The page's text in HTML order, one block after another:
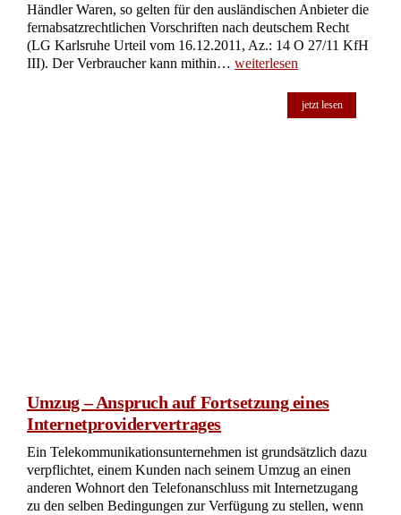
Händler Waren, so gelten für den ausländischen Anbieter die
fernabsatzrechtlichen Vorschriften nach deutschem Recht
(LG Karlsruhe Urteil vom 16.12.2011, Az.: 14 O 27/11 KfH
III). Der Verbraucher kann mithin… weiterlesen
jetzt lesen
Umzug – Anspruch auf Fortsetzung eines
Internetprovidervertrages
Ein Telekommunikationsunternehmen ist grundsätzlich dazu
verpflichtet, einem Kunden nach seinem Umzug an einen
anderen Wohnort den Telefonanschluss mit Internetzugang
zu den selben Bedingungen zur Verfügung zu stellen, wenn